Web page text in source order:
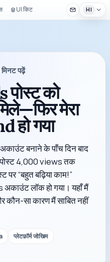
UI किट HI
मिनट पढ़ें
पोस्ट को
मेरा
हो गया
बनाने के पाँच दिन बाद
4,000 views तक
“बहुत बढ़िया काम!”
लॉक हो गया। यहाँ मैं
कौन-सा कारण मैं साबित नहीं
प्लेटफ़ॉर्म जोखिम